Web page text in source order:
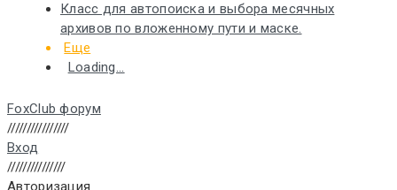
Класс для автопоиска и выбора месячных
архивов по вложенному пути и маске.
Еще
Loading...
FoxClub форум
////////////////
Вход
///////////////
Авторизация